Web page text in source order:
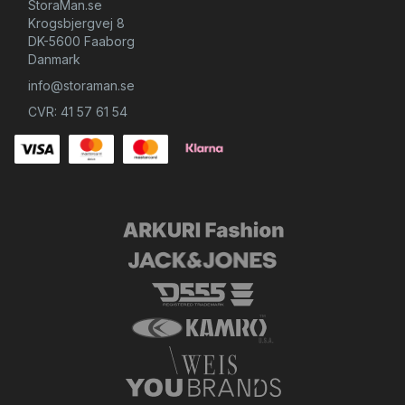
StoraMan.se
Krogsbjergvej 8
DK-5600 Faaborg
Danmark
info@storaman.se
CVR: 41 57 61 54